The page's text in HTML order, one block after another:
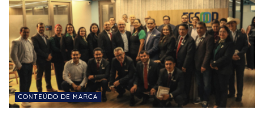
CONTEÚDO DE MARCA